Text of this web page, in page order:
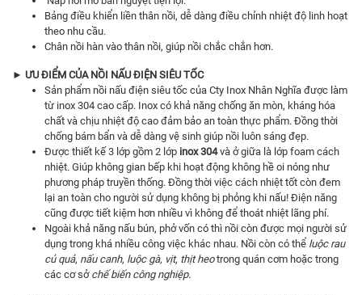
Bảng điều khiển liền thân nồi, dễ dàng điều chỉnh nhiệt độ linh hoạt
theo nhu cầu.
Chân nồi hàn vào thân nồi, giúp nồi chắc chắn hơn.
► ƯU ĐIỂM CỦA NỒI NẤU ĐIỆN SIÊU TỐC
Sản phẩm nồi nấu điện siêu tốc của Cty Inox Nhân Nghĩa được làm
từ inox 304 cao cấp. Inox có khả năng chống ăn mòn, kháng hóa
chất và chịu nhiệt độ cao đảm bảo an toàn thực phẩm. Đồng thời
chống bám bẩn và dễ dàng vệ sinh giúp nồi luôn sáng đẹp.
Được thiết kế 3 lớp gồm 2 lớp inox 304và ở giữa là lớp foam cách
nhiệt. Giúp không gian bếp khi hoạt động không hề oi nóng như
phương pháp truyền thống. Đồng thời việc cách nhiệt tốt còn đem
lại an toàn cho người sử dụng không bị phỏng khi nấu! Điện năng
cũng được tiết kiệm hơn nhiều vì không để thoát nhiệt lãng phí.
Ngoài khả năng nấu bún, phở vốn có thì nồi còn được mọi người sử
dụng trong khá nhiều công việc khác nhau. Nồi còn có thể luộc rau
củ quả, nấu canh, luộc gà, vịt, thịt heotrong quán cơm hoặc trong
các cơ sở chế biến công nghiệp.